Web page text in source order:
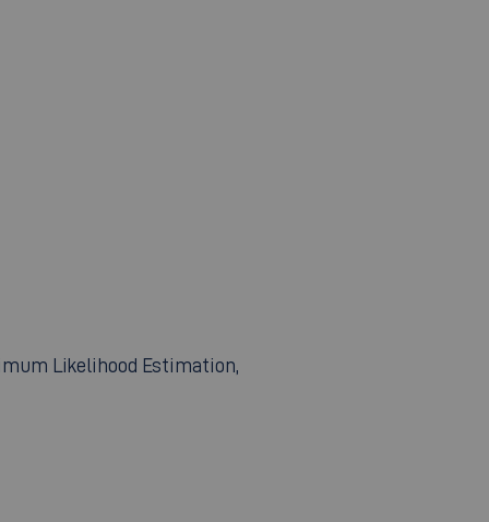
Likelihood Estimation,